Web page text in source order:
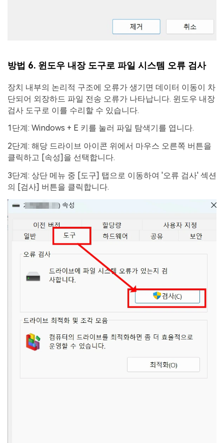
방법 6. 윈도우 내장 도구로 파일 시스템 오류 검사
장치 내부의 논리적 구조에 오류가 생기면 데이터 이동이 차
단되어 외장하드 파일 전송 오류가 나타납니다. 윈도우 내장
검사 도구로 이를 수리할 수 있습니다.
1단계: Windows + E 키를 눌러 파일 탐색기를 엽니다.
2단계: 해당 드라이브 아이콘 위에서 마우스 오른쪽 버튼을
클릭하고 [속성]을 선택합니다.
3단계: 상단 메뉴 중 [도구] 탭으로 이동하여 '오류 검사' 섹션
의 [검사] 버튼을 클릭합니다.